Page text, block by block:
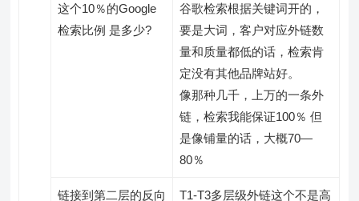
这个10％的Google
检索比例 是多少?
谷歌检索根据关键词开的，
要是大词，客户对应外链数
量和质量都低的话，检索肯
定没有其他品牌站好。
像那种几千，上万的一条外
链，检索我能保证100％ 但
是像铺量的话，大概70—
80％
链接到第二层的反向
T1-T3多层级外链这个不是高